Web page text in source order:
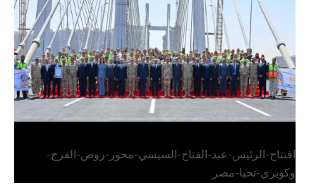
وكوبري تحيا مصر
افتتاح-الرئيس-عبد-الفتاح-السيسي-محور-روض-الفرج-
وكوبري-تحيا-مصر